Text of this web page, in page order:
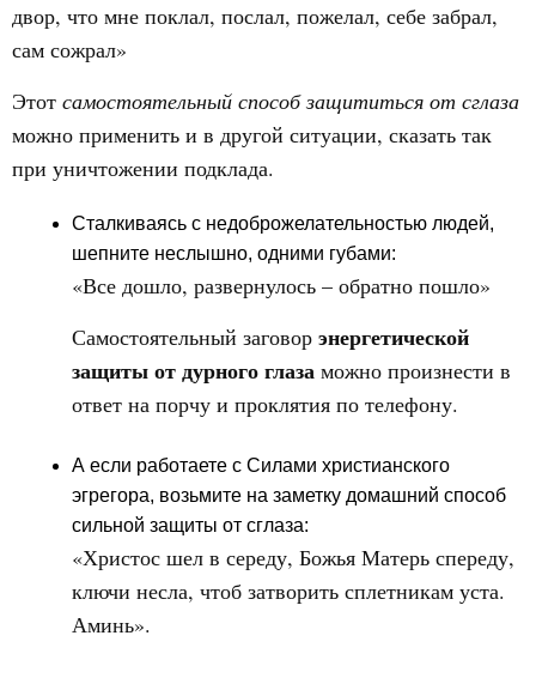
двор, что мне поклал, послал, пожелал, себе забрал,
сам сожрал»
Этот самостоятельный способ защититься от сглаза
можно применить и в другой ситуации, сказать так
при уничтожении подклада.
Сталкиваясь с недоброжелательностью людей,
шепните неслышно, одними губами:
«Все дошло, развернулось – обратно пошло»
Самостоятельный заговор энергетической
защиты от дурного глаза можно произнести в
ответ на порчу и проклятия по телефону.
А если работаете с Силами христианского
эгрегора, возьмите на заметку домашний способ
сильной защиты от сглаза:
«Христос шел в середу, Божья Матерь спереду,
ключи несла, чтоб затворить сплетникам уста.
Аминь».